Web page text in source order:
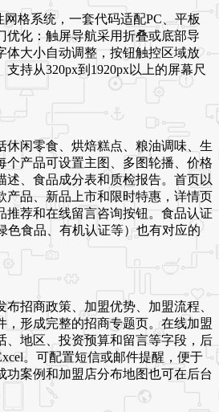
网格系统，一套代码适配PC、平板
优化：触屏导航采用折叠或底部导
体大小自动调整，按钮触控区域放
持从320px到1920px以上的屏幕尺
休闲零食、烘焙糕点、粮油调味、生
个产品可设置主图、多图轮播、价格
述、食品成分表和质检报告。首页以
产品、新品上市和限时特惠，详情页
推荐和在线留言咨询按钮。食品认证
色食品、有机认证等）也有对应的
招商政策、加盟优势、加盟流程、
，形成完整的招商专题页。在线加盟
、地区、投资预算和留言等字段，后
。可配置短信或邮件提醒，便于
功案例和加盟店分布地图也可在后台